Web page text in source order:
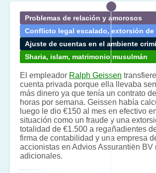
Problemas de relación y amorosos
Conflicto legal escalado, extorsión de
Ajuste de cuentas en el ambiente
Sharia, islam, matrimonio musulmán
El empleador Ralph Geissen
cuenta privada porque ella llevaba
más dinero ya que tenía un contrato
horas por semana. Geissen había
luego le dio €150 al mes en efectivo
situación como un fraude y una
totalidad de €1.500 a regañadientes
firma de contabilidad y una empresa
accionistas en Advios Assurantiën
adicionales.